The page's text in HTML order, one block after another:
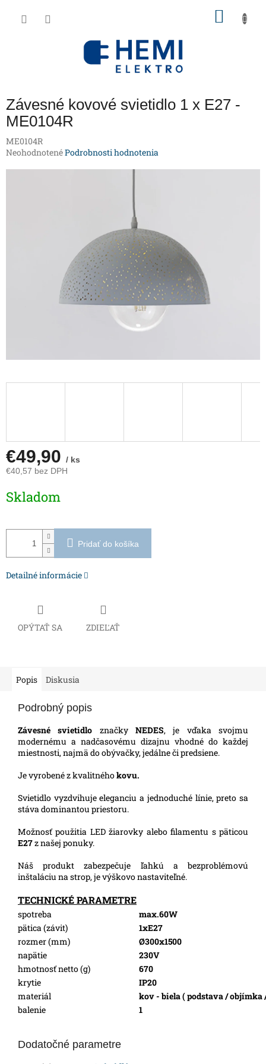
Závesné kovové svietidlo 1 x E27 -
ME0104R
ME0104R
Priemerné
NeohodnotenéPodrobnosti hodnotenia
€49,90 / ks
€40,57 bez DPH
cena:
Skladom
Pridať do košíka
Detailné informácie
OPÝTAŤ SA ZDIEĽAŤ
Popis Diskusia
Podrobný popis
Závesné svietidlo značkyNEDES, je vďaka svojmu
modernému a nadčasovému dizajnu vhodné do každej
miestnosti, najmä do obývačky, jedálne či predsiene.
Je vyrobené z kvalitnéhokovu.
Svietidlo vyzdvihuje eleganciu a jednoduché línie, preto sa
stáva dominantou priestoru.
Možnosť použitia LED žiarovky alebo filamentu s päticou
E27z našej ponuky.
Náš produkt zabezpečuje ľahkú a bezproblémovú
inštaláciu na strop, je výškovo nastaviteľné.
TECHNICKÉ PARAMETRE
spotreba
max.60W
pätica (závit)
1xE27
rozmer (mm)
Ø300x1500
napätie
230V
hmotnosť netto (g)
670
krytie
IP20
materiál
kov - biela ( podstava / objímka
balenie
1
Dodatočné parametre